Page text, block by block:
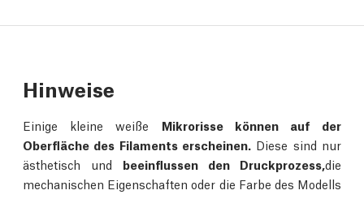
Hinweise
Einige kleine weiße Mikrorisse können auf der
Oberfläche des Filaments erscheinen. Diese sind nur
ästhetisch und beeinflussen den Druckprozess, die
mechanischen Eigenschaften oder die Farbe des Modells